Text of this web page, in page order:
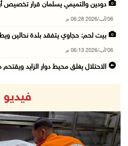
دودين والتميمي يسلمان قرار
06/آب/2026 06:28 م
بيت لحم: حجاوي يتفقد بلدة نحالين
06/آب/2026 06:13 م
الاحتلال يغلق محيط دوار الزايد
الاحتلال يقتحم مدينة طوباس وبلدة عقابا
06/آب/2026 05:23 م
"النقل والمواصلات" تطلق حملة
06/آب/2026 05:18 م
فيديو